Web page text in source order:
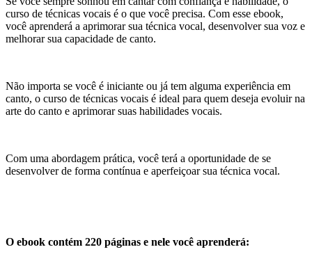
curso de técnicas vocais é o que você precisa. Com esse ebook,
você aprenderá a aprimorar sua técnica vocal, desenvolver sua voz e
melhorar sua capacidade de canto.
Não importa se você é iniciante ou já tem alguma experiência em
canto, o curso de técnicas vocais é ideal para quem deseja evoluir na
arte do canto e aprimorar suas habilidades vocais.
Com uma abordagem prática, você terá a oportunidade de se
desenvolver de forma contínua e aperfeiçoar sua técnica vocal.
O ebook contém 220 páginas e nele você aprenderá: